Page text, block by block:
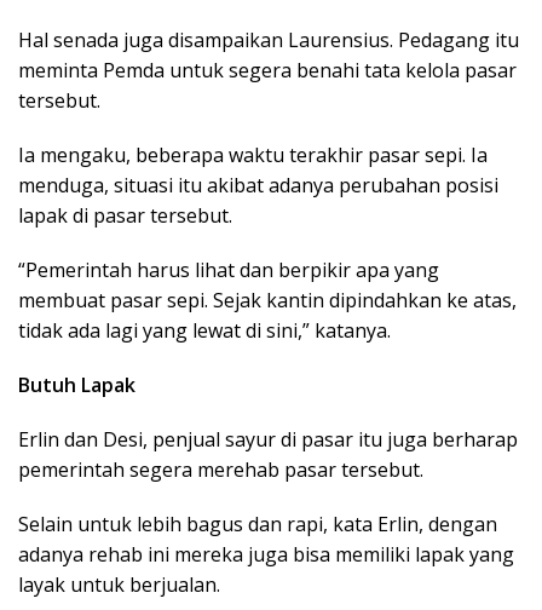
Hal senada juga disampaikan Laurensius. Pedagang itu
meminta Pemda untuk segera benahi tata kelola pasar
tersebut.
Ia mengaku, beberapa waktu terakhir pasar sepi. Ia
menduga, situasi itu akibat adanya perubahan posisi
lapak di pasar tersebut.
“Pemerintah harus lihat dan berpikir apa yang
membuat pasar sepi. Sejak kantin dipindahkan ke atas,
tidak ada lagi yang lewat di sini,” katanya.
Butuh Lapak
Erlin dan Desi, penjual sayur di pasar itu juga berharap
pemerintah segera merehab pasar tersebut.
Selain untuk lebih bagus dan rapi, kata Erlin, dengan
adanya rehab ini mereka juga bisa memiliki lapak yang
layak untuk berjualan.